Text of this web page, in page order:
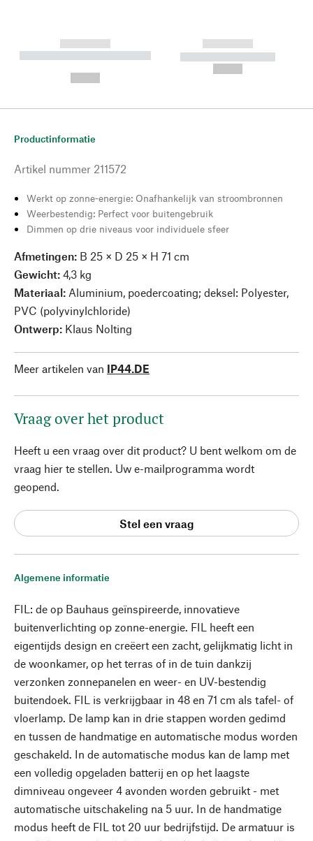
------------
----------- ----------- --------
------------
----------- -----------
Algemene informatie
FIL: de op Bauhaus geïnspireerde, innovatieve
buitenverlichting op zonne-energie. FIL heeft een
eigentijds design en creëert een zacht, gelijkmatig licht in
de woonkamer, op het terras of in de tuin dankzij
verzonken zonnepanelen en weer- en UV-bestendig
buitendoek. FIL is verkrijgbaar in 48 en 71 cm als tafel- of
vloerlamp. De lamp kan in drie stappen worden gedimd
en tussen de handmatige en automatische modus worden
geschakeld. In de automatische modus kan de lamp met
een volledig opgeladen batterij en op het laagste
dimniveau ongeveer 4 avonden worden gebruikt - met
automatische uitschakeling na 5 uur. In de handmatige
modus heeft de FIL tot 20 uur bedrijfstijd. De armatuur is
Productinformatie
Artikel nummer 211572
Werkt op zonne-energie: Onafhankelijk van stroombronnen
Weerbestendig: Perfect voor buitengebruik
Dimmen op drie niveaus voor individuele sfeer
Afmetingen: B 25 × D 25 × H 71 cm
Gewicht: 4,3 kg
Materiaal: Aluminium, poedercoating; deksel: Polyester,
PVC (polyvinylchloride)
Ontwerp: Klaus Nolting
Meer artikelen van IP44.DE
Vraag over het product
Heeft u een vraag over dit product? U bent welkom om de
vraag hier te stellen. Uw e-mailprogramma wordt
geopend.
Stel een vraag